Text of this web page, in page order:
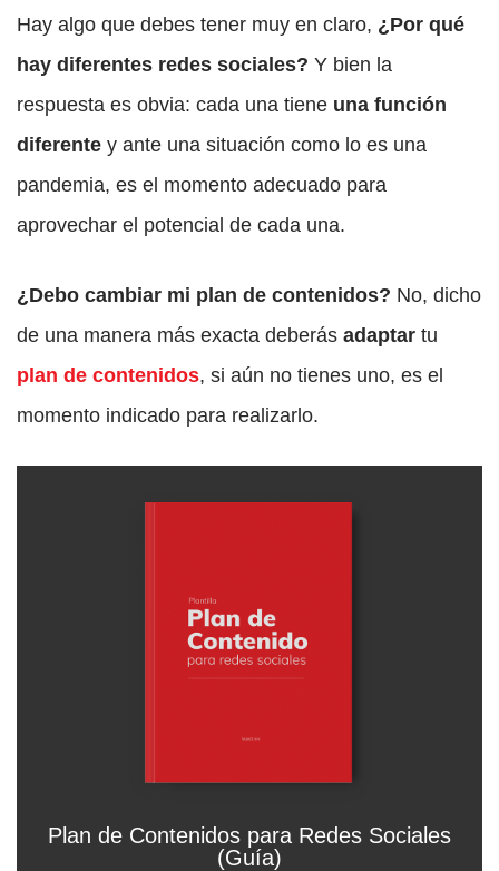
Hay algo que debes tener muy en claro, ¿Por qué
hay diferentes redes sociales? Y bien la
respuesta es obvia: cada una tiene una función
diferente y ante una situación como lo es una
pandemia, es el momento adecuado para
aprovechar el potencial de cada una.
¿Debo cambiar mi plan de contenidos? No, dicho
de una manera más exacta deberás adaptar tu
plan de contenidos, si aún no tienes uno, es el
momento indicado para realizarlo.
Plan de Contenidos para Redes Sociales
(Guía)